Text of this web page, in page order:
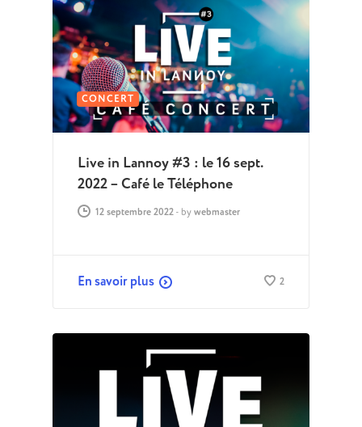
CONCERT
Live in Lannoy #3 : le 16 sept.
2022 – Café le Téléphone
12 septembre 2022- by webmaster
En savoir plus 2